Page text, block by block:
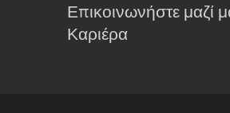
Επικοινωνήστε μαζί
Καριέρα